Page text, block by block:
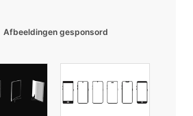
Afbeeldingen gesponsord